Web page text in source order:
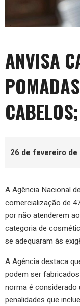
ANVISA
26 de fevereiro de
A Agência Nacional
comercialização de
por não atenderem
categoria de
se adequaram às
A Agência destaca
podem ser
norma é
penalidades que